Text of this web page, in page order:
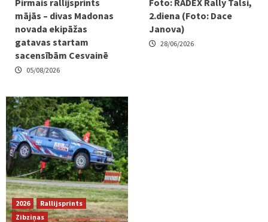
Pirmais rallijsprints
mājās – divas Madonas
novada ekipāžas
gatavas startam
sacensībām Cesvainē
05/08/2026
Foto: RADEX Rally Talsi,
2.diena (Foto: Dace
Janova)
28/06/2026
2026
Rallijsprints
Zibziņas